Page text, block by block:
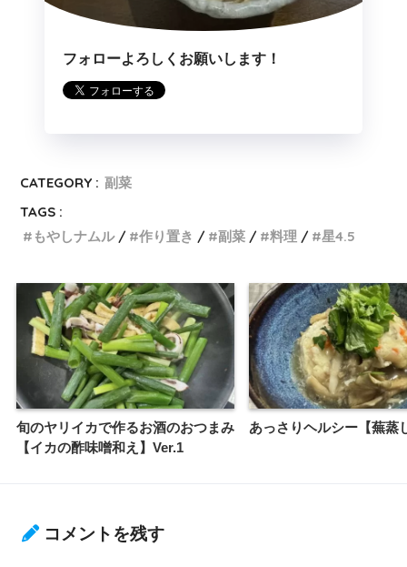
フォローよろしくお願いします！
CATEGORY : 副菜
TAGS :
もやしナムル
作り置き 副菜 料理 星4.5
旬のヤリイカで作るお酒のおつまみ
【イカの酢味噌和え】Ver.1
あっさりヘルシー【蕪蒸
コメントを残す